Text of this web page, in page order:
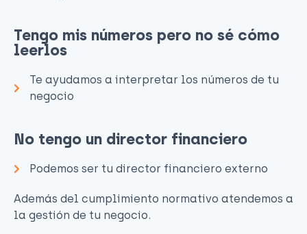
Tengo mis números pero no sé cómo
leerlos
Te ayudamos a interpretar los números de tu
negocio
No tengo un director financiero
Podemos ser tu director financiero externo
Además del cumplimiento normativo atendemos a
la gestión de tu negocio.